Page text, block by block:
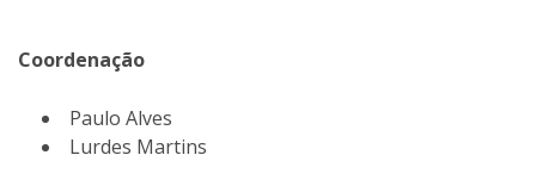
Coordenação
Paulo Alves
Lurdes Martins